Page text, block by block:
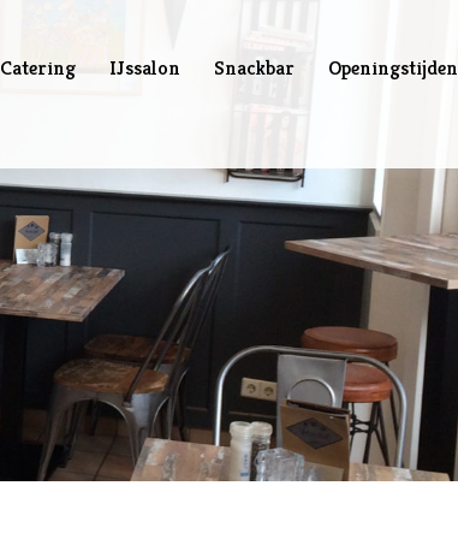
Catering IJssalon Snackbar
Openingstijden